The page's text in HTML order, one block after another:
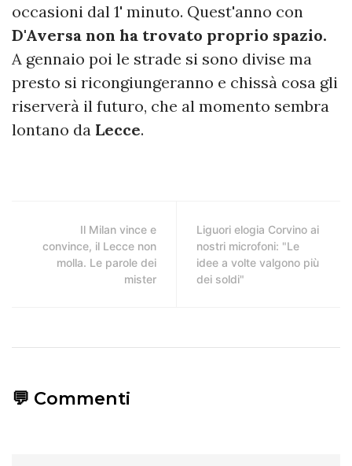
occasioni dal 1' minuto. Quest'anno con
D'Aversa non ha trovato proprio spazio.
A gennaio poi le strade si sono divise ma
presto si ricongiungeranno e chissà cosa gli
riserverà il futuro, che al momento sembra
lontano da Lecce.
Il Milan vince e
convince, il Lecce non
molla. Le parole dei
mister
Liguori elogia Corvino ai
nostri microfoni: "Le
idee a volte valgono più
dei soldi"
💬 Commenti